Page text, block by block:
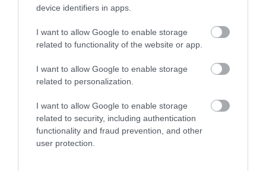
device identifiers in apps.
I want to allow Google to enable storage
related to functionality of the website or app.
I want to allow Google to enable storage
related to personalization.
I want to allow Google to enable storage
related to security, including authentication
functionality and fraud prevention, and other
user protection.
Τι γίνεται με τις τσούχτρες στην
08.08.2026 | 12:20
Καύσωνας και πολλά μποφόρ
αύριο στην Εύβοια! Συνεδρίασε η
επιτροπή εκτίμησης κινδύνου
08.08.2026 | 12:00
νεκροί από τη
σύγκρουση